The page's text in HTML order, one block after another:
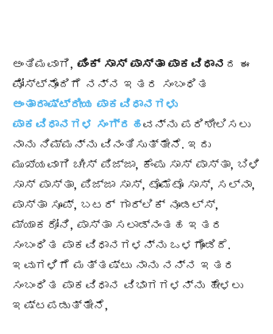
ಅಂತಿಮವಾಗಿ, ಪಿಂಕ್ ಸಾಸ್ ಪಾಸ್ತಾ ಪಾಕವಿಧಾನ ದ ಈ
ಪೋಸ್ಟ್ನೊಂದಿಗೆ ನನ್ನ ಇತರ ಸಂಬಂಧಿತ
ಅಂತಾರಾಷ್ಟ್ರೀಯ ಪಾಕವಿಧಾನಗಳು
ಪಾಕವಿಧಾನಗಳ ಸಂಗ್ರಹವನ್ನು ಪರಿಶೀಲಿಸಲು
ನಾನು ನಿಮ್ಮನ್ನು ವಿನಂತಿಸುತ್ತೇನೆ. ಇದು
ಮುಖ್ಯವಾಗಿ ಚೀಸ್ ಪಿಜ್ಜಾ, ಕೆಂಪು ಸಾಸ್ ಪಾಸ್ತಾ, ಬಿಳಿ
ಸಾಸ್ ಪಾಸ್ತಾ, ಪಿಜ್ಜಾ ಸಾಸ್, ಟೊಮೆಟೊ ಸಾಸ್, ಸಲ್ನಾ,
ಪಾಸ್ತಾ ಸೂಪ್, ಬಟರ್ ಗಾರ್ಲಿಕ್ ನೂಡಲ್ಸ್,
ಮ್ಯಾಕರೋನಿ, ಪಾಸ್ತಾ ಸಲಾಡ್ನಂತಹ ಇತರ
ಸಂಬಂಧಿತ ಪಾಕವಿಧಾನಗಳನ್ನು ಒಳಗೊಂಡಿದೆ.
ಇವುಗಳಿಗೆ ಮತ್ತಷ್ಟು ನಾನು ನನ್ನ ಇತರ
ಸಂಬಂಧಿತ ಪಾಕವಿಧಾನ ವಿಭಾಗಗಳನ್ನು ಹೇಳಲು
ಇಷ್ಟಪಡುತ್ತೇನೆ,